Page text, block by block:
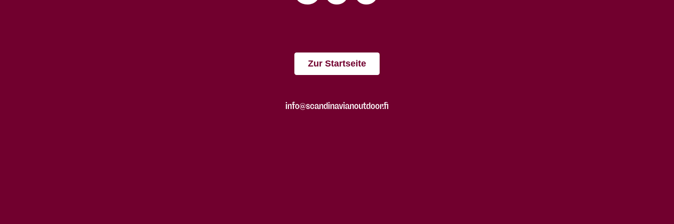
Zur Startseite
info@scandinavianoutdoor.fi